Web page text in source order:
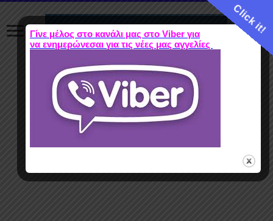
Click it!
Γίνε μέλος στο κανάλι μας στο Viber για
να ενημερώνεσαι για τις νέες μας αγγελίες